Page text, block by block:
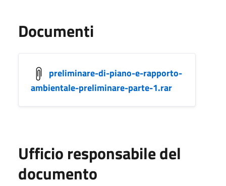
Documenti
preliminare-di-piano-e-rapporto-
ambientale-preliminare-parte-1.rar
Ufficio responsabile del
documento